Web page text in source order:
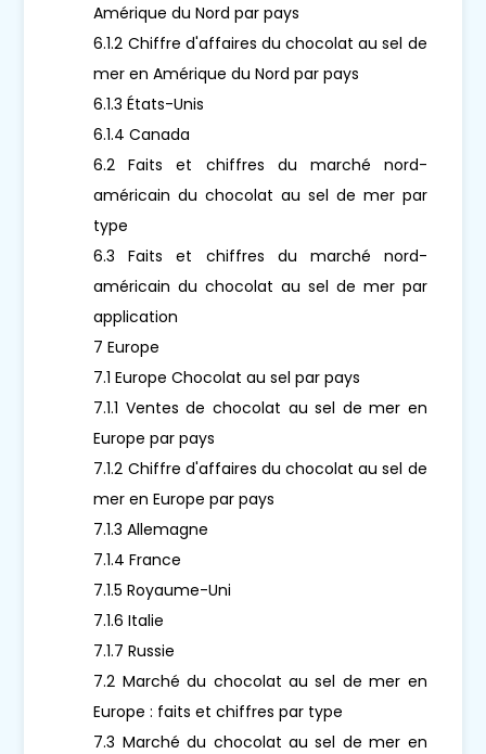
Amérique du Nord par pays
6.1.2 Chiffre d'affaires du chocolat au sel de
mer en Amérique du Nord par pays
6.1.3 États-Unis
6.1.4 Canada
6.2 Faits et chiffres du marché nord-
américain du chocolat au sel de mer par
type
6.3 Faits et chiffres du marché nord-
américain du chocolat au sel de mer par
application
7 Europe
7.1 Europe Chocolat au sel par pays
7.1.1 Ventes de chocolat au sel de mer en
Europe par pays
7.1.2 Chiffre d'affaires du chocolat au sel de
mer en Europe par pays
7.1.3 Allemagne
7.1.4 France
7.1.5 Royaume-Uni
7.1.6 Italie
7.1.7 Russie
7.2 Marché du chocolat au sel de mer en
Europe : faits et chiffres par type
7.3 Marché du chocolat au sel de mer en